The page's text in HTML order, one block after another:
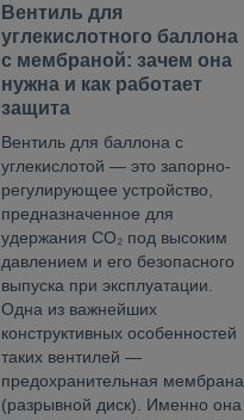
Вентиль для
углекислотного баллона
с мембраной: зачем она
нужна и как работает
защита
Вентиль для баллона с
углекислотой — это запорно-
регулирующее устройство,
предназначенное для
удержания CO₂ под высоким
давлением и его безопасного
выпуска при эксплуатации.
Одна из важнейших
конструктивных особенностей
таких вентилей —
предохранительная мембрана
(разрывной диск). Именно она